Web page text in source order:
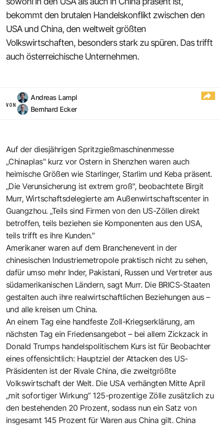
bekommt den brutalen Handelskonflikt zwischen den
USA und China, den weltweit größten
Volkswirtschaften, besonders stark zu spüren. Das trifft
auch österreichische Unternehmen.
VON
Andreas Lampl
Bernhard Ecker
Auf der diesjährigen Spritzgießmaschinenmesse
„Chinaplas" kurz vor Ostern in Shenzhen waren auch
heimische Größen wie Starlinger, Starlim und Keba präsent.
„Die Verunsicherung ist extrem groß", beobachtete Birgit
Murr, Wirtschaftsdelegierte am Außenwirtschaftscenter in
Guangzhou. „Teils sind Firmen von den US-Zöllen direkt
betroffen, teils beziehen sie Komponenten aus den USA,
teils trifft es ihre Kunden."
Amerikaner waren auf dem Branchenevent in der
chinesischen Industriemetropole praktisch nicht zu sehen,
dafür umso mehr Inder, Pakistani, Russen und Vertreter aus
südamerikanischen Ländern, sagt Murr. Die BRICS-Staaten
gestalten auch ihre realwirtschaftlichen Beziehungen aus –
und alle kreisen um China.
An einem Tag eine handfeste Zoll-Kriegserklärung, am
nächsten Tag ein Friedensangebot – bei allem Zickzack in
Donald Trumps handelspolitischem Kurs ist für Beobachter
eines offensichtlich: Hauptziel der Attacken des US-
Präsidenten ist der Rivale China, die zweitgrößte
Volkswirtschaft der Welt. Die USA verhängten Mitte April
„mit sofortiger Wirkung“ 125-prozentige Zölle zusätzlich zu
den bestehenden 20 Prozent, sodass nun ein Satz von
insgesamt 145 Prozent für Waren aus China gilt. China